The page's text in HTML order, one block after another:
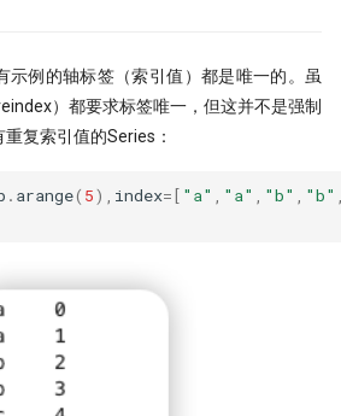
示例的轴标签（索引值）都是唯一的。虽
）都要求标签唯一，但这并不是强制
复索引值的Series：
. arange( 5), index=[ "a" , "a" , "b" , "b"